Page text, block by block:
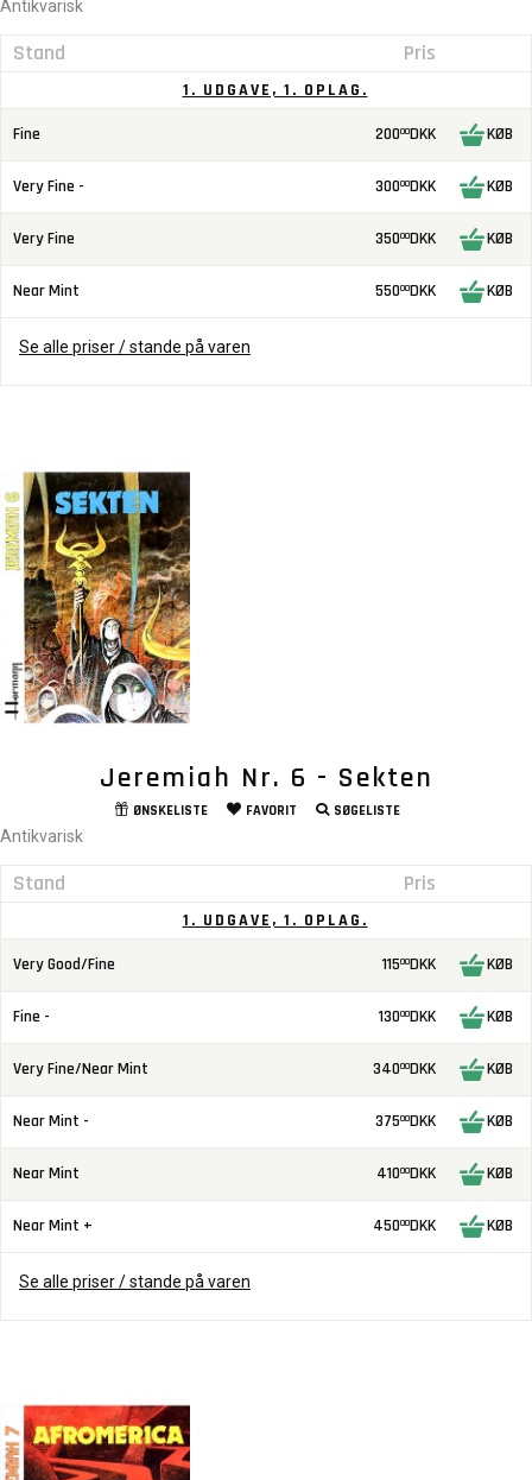
Antikvarisk
Stand Pris
1. UDGAVE, 1. OPLAG.
Fine 20000DKK KØB
Very Fine - 30000DKK KØB
Very Fine 35000DKK KØB
Near Mint 55000DKK KØB
Se alle priser / stande på varen
Jeremiah Nr. 6 - Sekten
ØNSKELISTE FAVORIT SØGELISTE
Antikvarisk
Stand Pris
1. UDGAVE, 1. OPLAG.
Very Good/Fine 11500DKK KØB
Fine - 13000DKK KØB
Very Fine/Near Mint 34000DKK KØB
Near Mint - 37500DKK KØB
Near Mint 41000DKK KØB
Near Mint + 45000DKK KØB
Se alle priser / stande på varen